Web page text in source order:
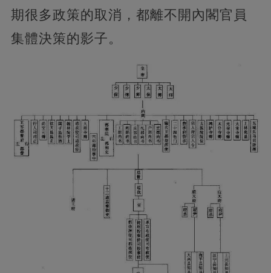
期很多政策的取消，都離不開內閣官員
集體決策的影子。